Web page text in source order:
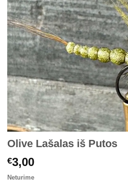
Olive Lašalas iš Putos
€3,00
Neturime